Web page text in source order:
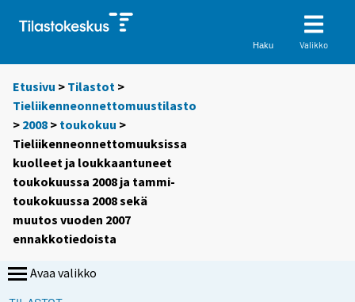
Haku Valikko
Etusivu > Tilastot >
Tieliikenneonnettomuustilasto
> 2008 > toukokuu >
Tieliikenneonnettomuuksissa
kuolleet ja loukkaantuneet
toukokuussa 2008 ja tammi-
toukokuussa 2008 sekä
muutos vuoden 2007
ennakkotiedoista
Avaa valikko